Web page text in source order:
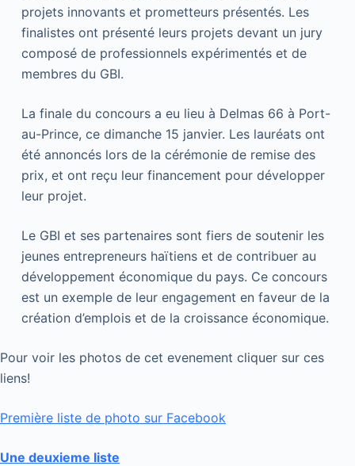
projets innovants et prometteurs présentés. Les
finalistes ont présenté leurs projets devant un jury
composé de professionnels expérimentés et de
membres du GBI.
La finale du concours a eu lieu à Delmas 66 à Port-
au-Prince, ce dimanche 15 janvier. Les lauréats ont
été annoncés lors de la cérémonie de remise des
prix, et ont reçu leur financement pour développer
leur projet.
Le GBI et ses partenaires sont fiers de soutenir les
jeunes entrepreneurs haïtiens et de contribuer au
développement économique du pays. Ce concours
est un exemple de leur engagement en faveur de la
création d’emplois et de la croissance économique.
Pour voir les photos de cet evenement cliquer sur ces
liens!
Première liste de photo sur Facebook
Une deuxieme liste